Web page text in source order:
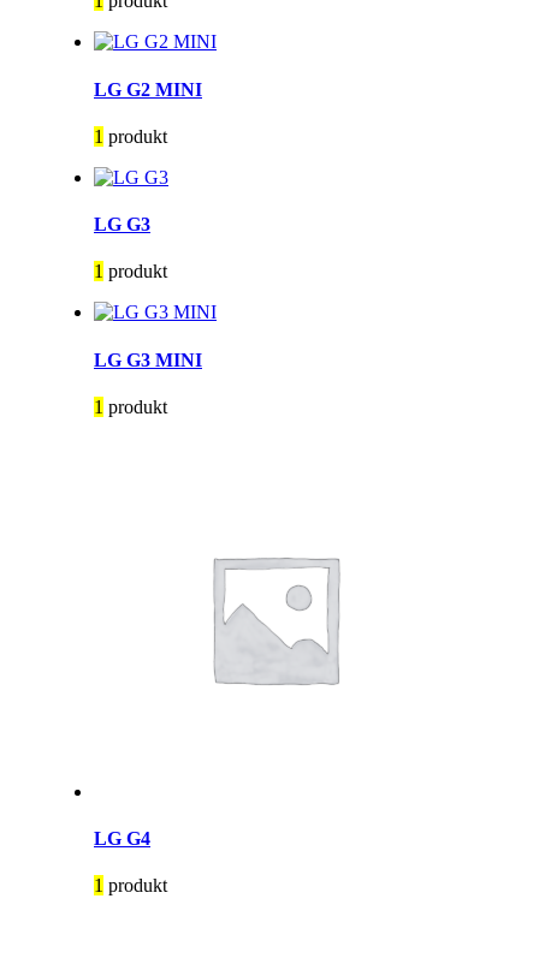
LG G2 MINI
1 produkt
LG G3
1 produkt
LG G3 MINI
1 produkt
LG G4
1 produkt